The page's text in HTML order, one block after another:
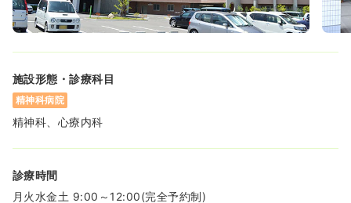
施設形態・診療科目
精神科病院
精神科、心療内科
診療時間
月火水金土 9:00～12:00(完全予約制)